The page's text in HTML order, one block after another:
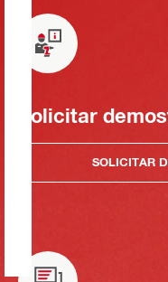
Solicitar
SOLICITAR